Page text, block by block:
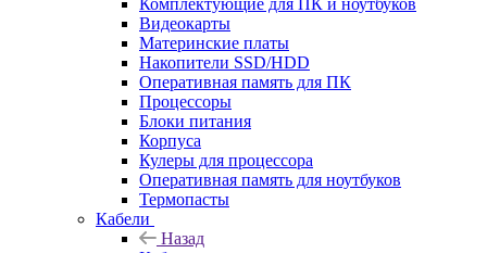
Комплектующие для ПК и ноутбуков
Видеокарты
Материнские платы
Накопители SSD/HDD
Оперативная память для ПК
Процессоры
Блоки питания
Корпуса
Кулеры для процессора
Оперативная память для ноутбуков
Термопасты
Кабели
Назад